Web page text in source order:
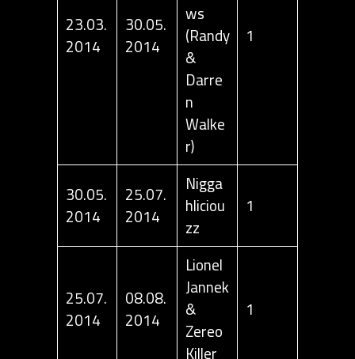
23.03.
2014
30.05.
2014
ws
(Randy
&
Darre
n
Walke
r)
1
30.05.
2014
25.07.
2014
Nigga
hliciou
zz
1
25.07.
2014
08.08.
2014
Lionel
Jannek
&
Zereo
1